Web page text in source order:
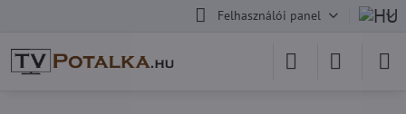
Felhasználói panel